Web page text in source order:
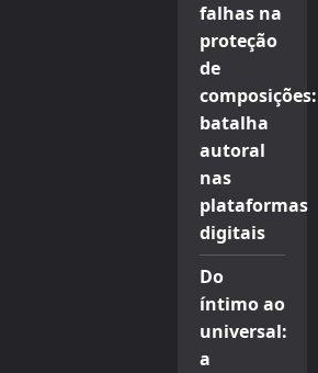
falhas na
proteção
de
composições:
batalha
autoral
nas
plataformas
digitais
Do
íntimo ao
universal:
a